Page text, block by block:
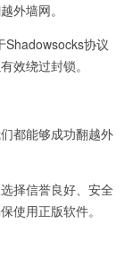
墙网。
协议
效绕过封锁。
都能够成功翻越外
择信誉良好、安全
使用正版软件。